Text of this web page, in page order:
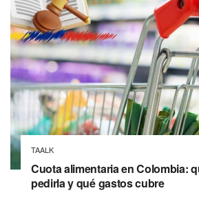
TAALK
Cuota alimentaria en Colombia:
pedirla y qué gastos cubre